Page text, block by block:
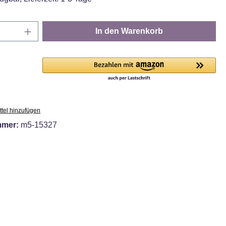
Anzahl: Gib den gewünschten Wert ein
In den Warenkorb
hinzufügen
m5-15327